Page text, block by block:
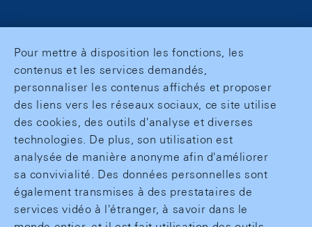
Pour mettre à disposition les fonctions, les
contenus et les services demandés,
personnaliser les contenus affichés et proposer
des liens vers les réseaux sociaux, ce site utilise
des cookies, des outils d'analyse et diverses
technologies. De plus, son utilisation est
analysée de manière anonyme afin d'améliorer
sa convivialité. Des données personnelles sont
également transmises à des prestataires de
services vidéo à l'étranger, à savoir dans le